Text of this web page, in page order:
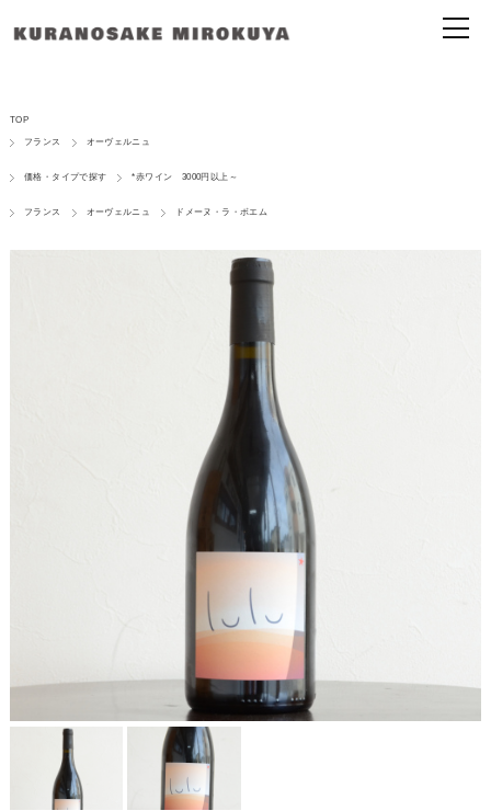
TOP
フランス オーヴェルニュ
価格・タイプで探す *赤ワイン 3000円以上～
フランス オーヴェルニュ ドメーヌ・ラ・ボエム